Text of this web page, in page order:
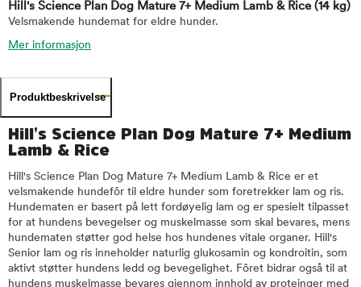
Hill's Science Plan Dog Mature 7+ Medium Lamb & Rice (14 kg)
Velsmakende hundemat for eldre hunder.
Mer informasjon
Produktbeskrivelse
Hill's Science Plan Dog Mature 7+ Medium
Lamb & Rice
Hill's Science Plan Dog Mature 7+ Medium Lamb & Rice er et
velsmakende hundefôr til eldre hunder som foretrekker lam og ris.
Hundematen er basert på lett fordøyelig lam og er spesielt tilpasset
for at hundens bevegelser og muskelmasse som skal bevares, mens
hundematen støtter god helse hos hundenes vitale organer. Hill's
Senior lam og ris inneholder naturlig glukosamin og kondroitin, som
aktivt støtter hundens ledd og bevegelighet. Fôret bidrar også til at
hundens muskelmasse bevares gjennom innhold av proteinger med